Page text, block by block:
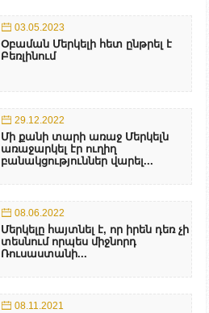
03.05.2023
Օբաման Մերկելի հետ ընթրել է
Բեռլինում
29.12.2022
Մի քանի տարի առաջ Մերկելն
առաջարկել էր ուղիղ
բանակցություններ վարել...
08.06.2022
Մերկելը հայտնել է, որ իրեն դեռ չի
տեսնում որպես միջնորդ
Ռուսաստանի...
08.11.2021